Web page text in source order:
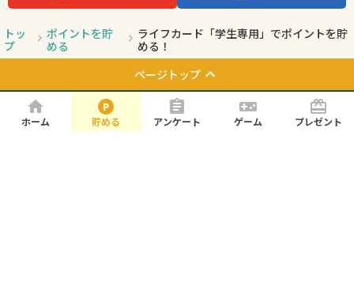
ホーム 貯める アンケート ゲーム プレゼント
新規会員登録 ログイン
プ
める
ライフカード「学生専用」でポイントを貯
める！
ページトップ